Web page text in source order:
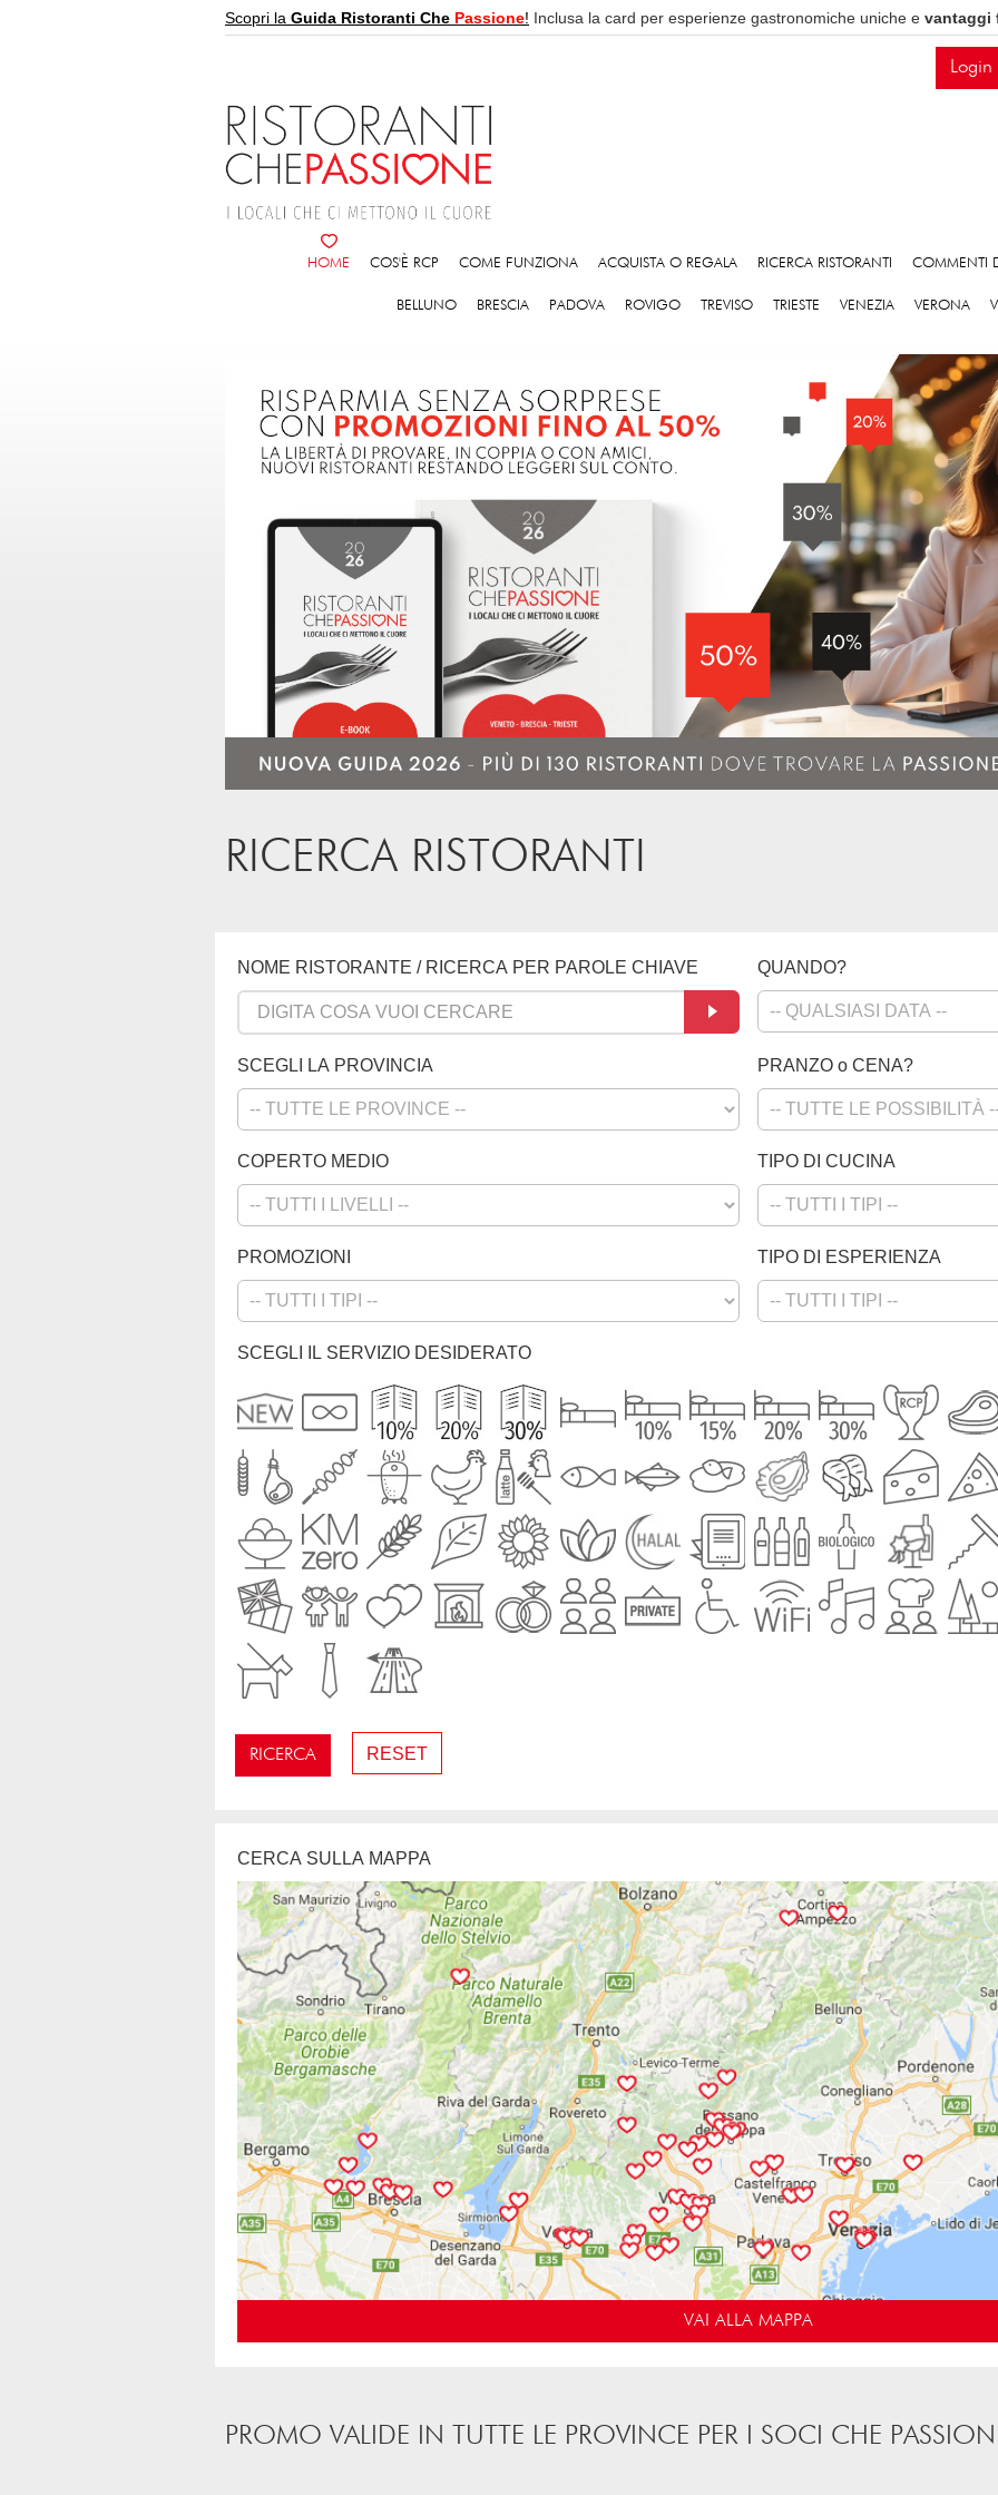
Scopri la Guida Ristoranti Che Passione! Inclusa la card per esperienze gastronomiche uniche e vantaggi
Login
HOME COS'È RCP COME FUNZIONA ACQUISTA O REGALA RICERCA RISTORANTI COMMENTI
BELLUNO BRESCIA PADOVA ROVIGO TREVISO TRIESTE VENEZIA VERONA
RICERCA RISTORANTI
NOME RISTORANTE / RICERCA PER PAROLE CHIAVE QUANDO?
SCEGLI LA PROVINCIA PRANZO o CENA?
COPERTO MEDIO TIPO DI CUCINA
PROMOZIONI TIPO DI ESPERIENZA
SCEGLI IL SERVIZIO DESIDERATO
RICERCA RESET
CERCA SULLA MAPPA
VAI ALLA MAPPA
PROMO VALIDE IN TUTTE LE PROVINCE PER I SOCI CHE